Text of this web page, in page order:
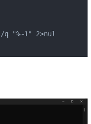
"%~1" 2>nul